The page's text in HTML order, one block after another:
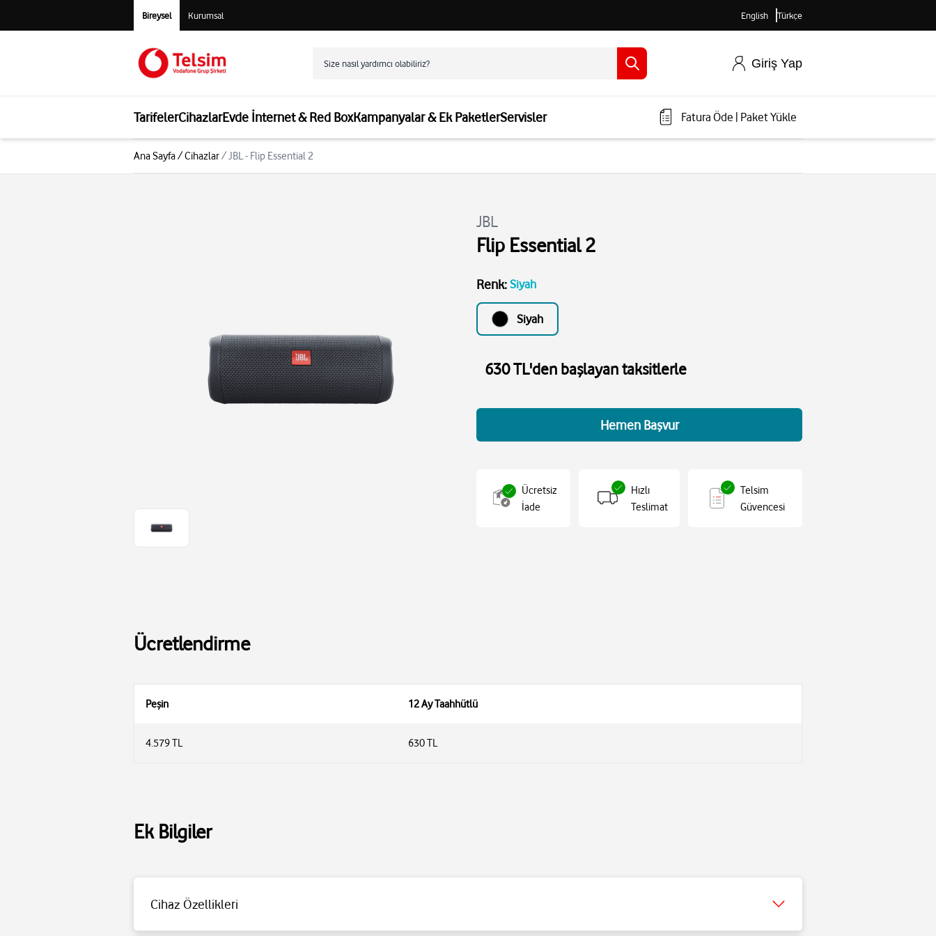
Bireysel Kurumsal English Türkçe
Giriş Yap
TarifelerCihazlarEvde İnternet & Red BoxKampanyalar & Ek PaketlerServisler Fatura Öde Paket Yükle
Ana Sayfa/Cihazlar/JBL - Flip Essential 2
JBL
Flip Essential 2
Renk: Siyah
Siyah
630 TL'den başlayan taksitlerle
Hemen Başvur
Ücretsiz
İade
Hızlı
Teslimat
Telsim
Güvencesi
Ücretlendirme
Peşin 12 Ay Taahhütlü
4.579 TL 630 TL
Ek Bilgiler
Cihaz Özellikleri
Pil Ömrü: 10 saat